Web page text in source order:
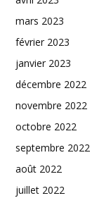
mars 2023
février 2023
janvier 2023
décembre 2022
novembre 2022
octobre 2022
septembre 2022
août 2022
juillet 2022